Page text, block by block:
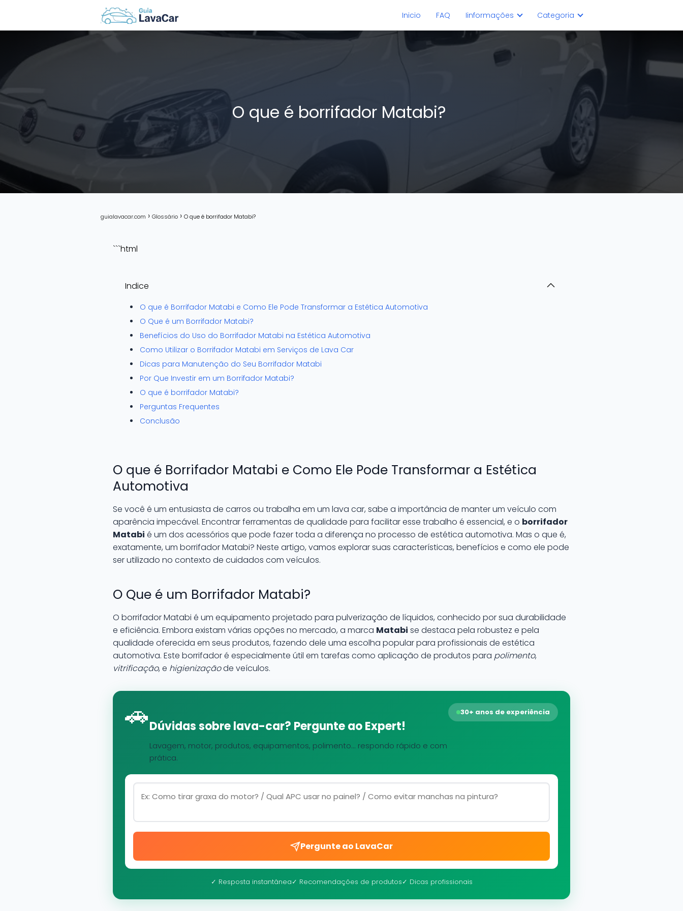
Inicio FAQ Iinformações Categoria
O que é borrifador Matabi?
guialavacar.com Glossário O que é borrifador Matabi?
```html
Indice
O que é Borrifador Matabi e Como Ele Pode Transformar a Estética Automotiva
O Que é um Borrifador Matabi?
Benefícios do Uso do Borrifador Matabi na Estética Automotiva
Como Utilizar o Borrifador Matabi em Serviços de Lava Car
Dicas para Manutenção do Seu Borrifador Matabi
Por Que Investir em um Borrifador Matabi?
O que é borrifador Matabi?
Perguntas Frequentes
Conclusão
O que é Borrifador Matabi e Como Ele Pode Transformar a Estética
Automotiva
Se você é um entusiasta de carros ou trabalha em um lava car, sabe a importância de manter um veículo com
aparência impecável. Encontrar ferramentas de qualidade para facilitar esse trabalho é essencial, e o borrifador
Matabi é um dos acessórios que pode fazer toda a diferença no processo de estética automotiva. Mas o que é,
exatamente, um borrifador Matabi? Neste artigo, vamos explorar suas características, benefícios e como ele pode
ser utilizado no contexto de cuidados com veículos.
O Que é um Borrifador Matabi?
O borrifador Matabi é um equipamento projetado para pulverização de líquidos, conhecido por sua durabilidade
e eficiência. Embora existam várias opções no mercado, a marca Matabi se destaca pela robustez e pela
qualidade oferecida em seus produtos, fazendo dele uma escolha popular para profissionais de estética
automotiva. Este borrifador é especialmente útil em tarefas como aplicação de produtos para polimento,
vitrificação, e higienizaçãode veículos.
🚗Dúvidas sobre lava-car? Pergunte ao Expert!
Lavagem, motor, produtos, equipamentos, polimento... respondo rápido e com
prática.
30+ anos de experiência
Pergunte ao LavaCar
✓ Resposta instantânea✓ Recomendações de produtos✓ Dicas profissionais